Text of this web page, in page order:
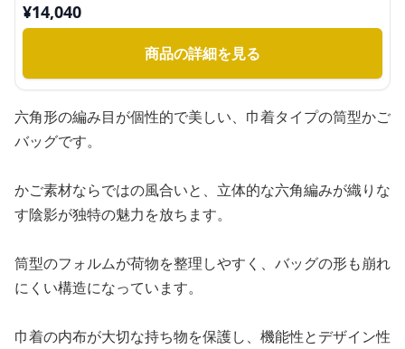
¥14,040
商品の詳細を見る
六角形の編み目が個性的で美しい、巾着タイプの筒型かご
バッグです。
かご素材ならではの風合いと、立体的な六角編みが織りな
す陰影が独特の魅力を放ちます。
筒型のフォルムが荷物を整理しやすく、バッグの形も崩れ
にくい構造になっています。
巾着の内布が大切な持ち物を保護し、機能性とデザイン性